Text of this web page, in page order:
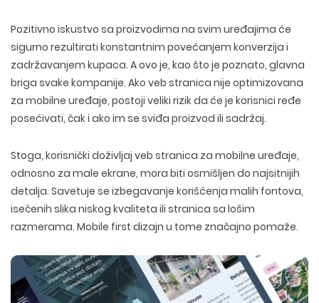
Pozitivno iskustvo sa proizvodima na svim uređajima će
sigurno rezultirati konstantnim povećanjem konverzija i
zadržavanjem kupaca. A ovo je, kao što je poznato, glavna
briga svake kompanije. Ako veb stranica nije optimizovana
za mobilne uređaje, postoji veliki rizik da će je korisnici ređe
posećivati, čak i ako im se sviđa proizvod ili sadržaj.
Stoga, korisnički doživljaj veb stranica za mobilne uređaje,
odnosno za male ekrane, mora biti osmišljen do najsitnijih
detalja. Savetuje se izbegavanje korišćenja malih fontova,
isečenih slika niskog kvaliteta ili stranica sa lošim
razmerama. Mobile first dizajn u tome značajno pomaže.